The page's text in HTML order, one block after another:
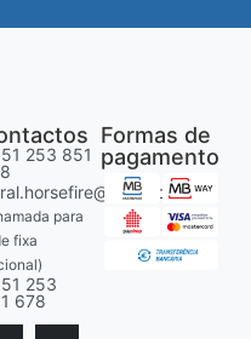
253 851
para
fixa
253
678
Formas de
pagamento